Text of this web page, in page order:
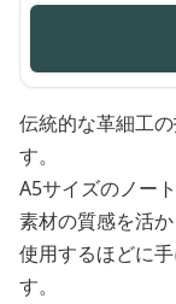
伝統的な革細工
す。
A5サイズのノー
素材の質感を活
使用するほどに
す。